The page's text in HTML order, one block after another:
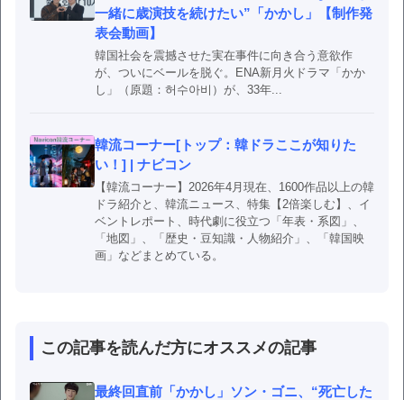
一緒に歳演技を続けたい”「かかし」【制作発
表会動画】
韓国社会を震撼させた実在事件に向き合う意欲作
が、ついにベールを脱ぐ。ENA新月火ドラマ「かか
し」（原題：허수아비）が、33年...
韓流コーナー[トップ：韓ドラここが知りた
い！] | ナビコン
【韓流コーナー】2026年4月現在、1600作品以上の韓
ドラ紹介と、韓流ニュース、特集【2倍楽しむ】、イ
ベントレポート、時代劇に役立つ「年表・系図」、
「地図」、「歴史・豆知識・人物紹介」、「韓国映
画」などまとめている。
この記事を読んだ方にオススメの記事
最終回直前「かかし」ソン・ゴニ、“死亡した